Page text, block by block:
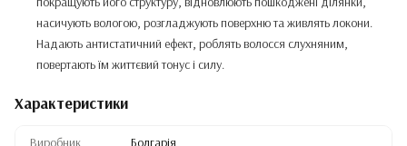
насичують вологою, розгладжують поверхню та живлять локони.
Надають антистатичний ефект, роблять волосся слухняним,
повертають їм життєвий тонус і силу.
Характеристики
Виробник Болгарія